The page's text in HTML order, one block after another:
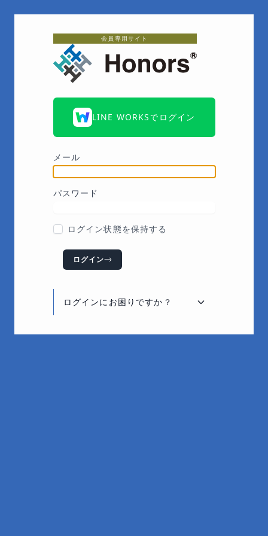
会員専用サイト
LINE WORKSでログイン
メール
パスワード
ログイン状態を保持する
ログイン
ログインにお困りですか？